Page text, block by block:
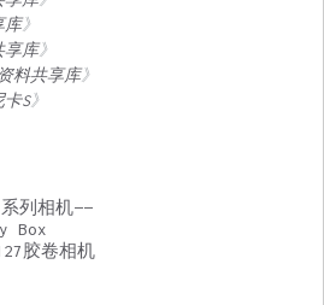
库》
享库》
料共享库》
S》
列相机——
Box
胶卷相机